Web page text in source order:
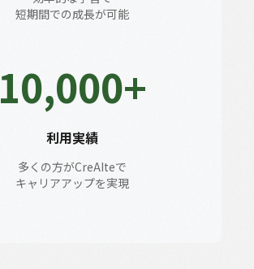
短期間での成長が可能
10,000+
利用実績
多くの方がCreAIteで
キャリアアップを実現